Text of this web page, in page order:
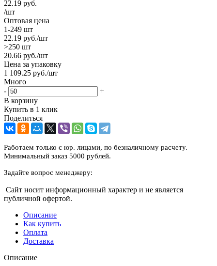
22.19 руб.
/шт
Оптовая цена
1-249 шт
22.19 руб./шт
>250 шт
20.66 руб./шт
Цена за упаковку
1 109.25 руб./шт
Много
-
+
В корзину
Купить в 1 клик
Поделиться
Работаем только с юр. лицами, по безналичному расчету.
Минимальный заказ 5000 рублей.
Задайте вопрос менеджеру:
Сайт носит информационный характер и не является
публичной офертой.
Описание
Как купить
Оплата
Доставка
Описание